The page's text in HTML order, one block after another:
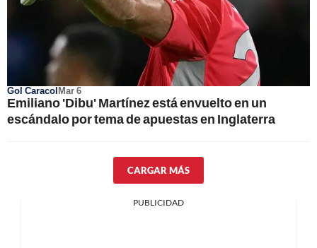
Gol CaracolMar 6
Emiliano 'Dibu' Martínez está envuelto en un
escándalo por tema de apuestas en Inglaterra
CARGAR MÁS
PUBLICIDAD